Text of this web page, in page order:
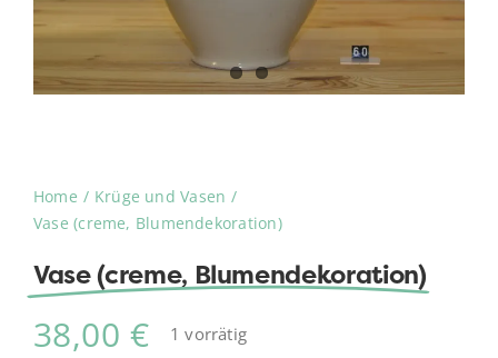
Home
Krüge und Vasen
Vase (creme, Blumendekoration)
Vase (creme, Blumendekoration)
38,00 €
1 vorrätig